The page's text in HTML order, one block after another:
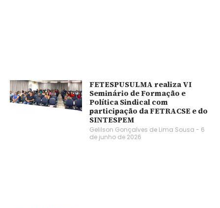
FETESPUSULMA realiza VI
Seminário de Formação e
Política Sindical com
participação da FETRACSE e do
SINTESPEM
Gelilson Gonçalves de Lima Sousa
6
de junho de 2026